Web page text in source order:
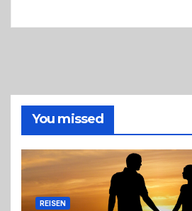
du
richtige
You missed
REISEN